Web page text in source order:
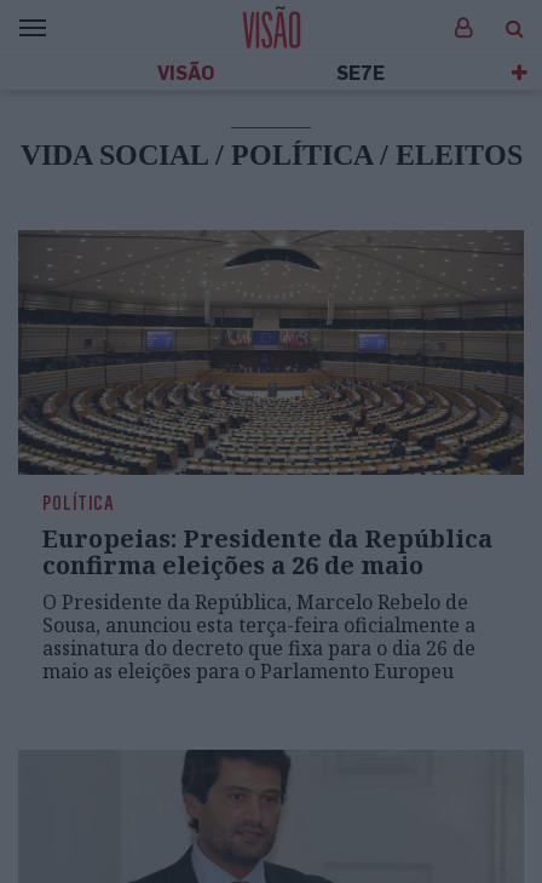
VISÃO SE7E
VIDA SOCIAL / POLÍTICA / ELEITOS
POLÍTICA
Europeias: Presidente da República
confirma eleições a 26 de maio
O Presidente da República, Marcelo Rebelo de
Sousa, anunciou esta terça-feira oficialmente a
assinatura do decreto que fixa para o dia 26 de
maio as eleições para o Parlamento Europeu